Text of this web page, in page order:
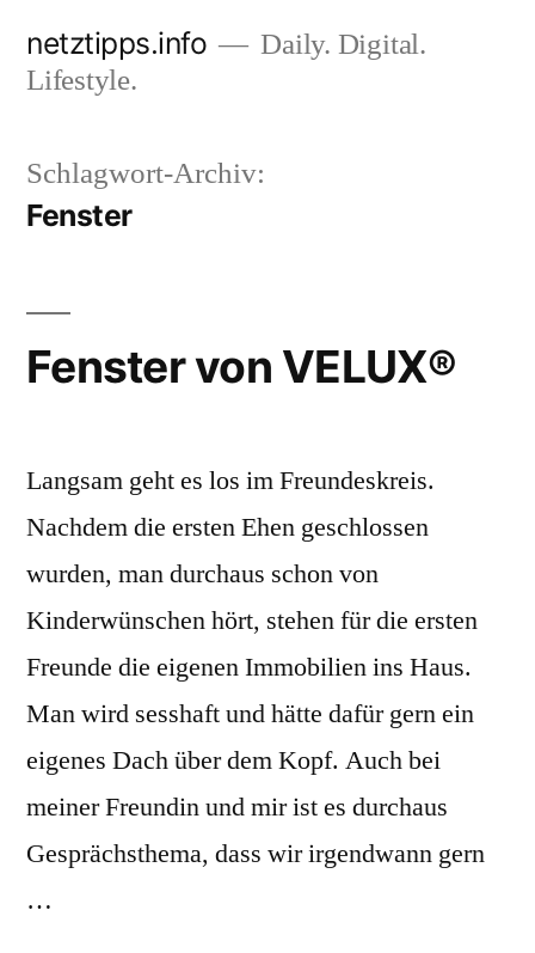
Inhalt
netztipps.info
Daily. Digital.
Lifestyle.
Schlagwort-Archiv:
Fenster
Fenster von VELUX®
Langsam geht es los im Freundeskreis.
Nachdem die ersten Ehen geschlossen
wurden, man durchaus schon von
Kinderwünschen hört, stehen für die ersten
Freunde die eigenen Immobilien ins Haus.
Man wird sesshaft und hätte dafür gern ein
eigenes Dach über dem Kopf. Auch bei
meiner Freundin und mir ist es durchaus
Gesprächsthema, dass wir irgendwann gern
…